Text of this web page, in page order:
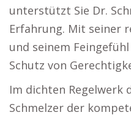
unterstützt Sie Dr.
Erfahrung. Mit seiner
und seinem
Schutz von
Im dichten Regelwerk
Schmelzer der